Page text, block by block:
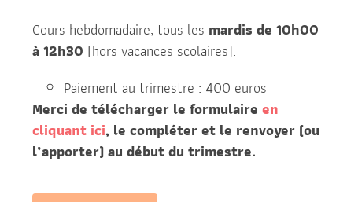
Cours hebdomadaire, tous les mardis de 10h00
à 12h30 (hors vacances scolaires).
Paiement au trimestre : 400 euros
Merci de télécharger le formulaireen
cliquant ici, le compléter et le renvoyer (ou
l’apporter) au début dutrimestre.